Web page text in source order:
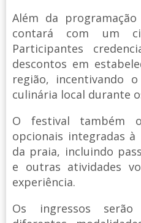
Além da
contará com um
Participantes
descontos em
região, incentivando
culinária local durante
O festival também
opcionais integradas
da praia, incluindo
e outras atividades
experiência.
Os ingressos serão